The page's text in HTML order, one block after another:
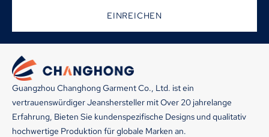
EINREICHEN
Guangzhou Changhong Garment Co., Ltd. ist ein
vertrauenswürdiger Jeanshersteller mit Over 20 jahrelange
Erfahrung, Bieten Sie kundenspezifische Designs und qualitativ
hochwertige Produktion für globale Marken an.